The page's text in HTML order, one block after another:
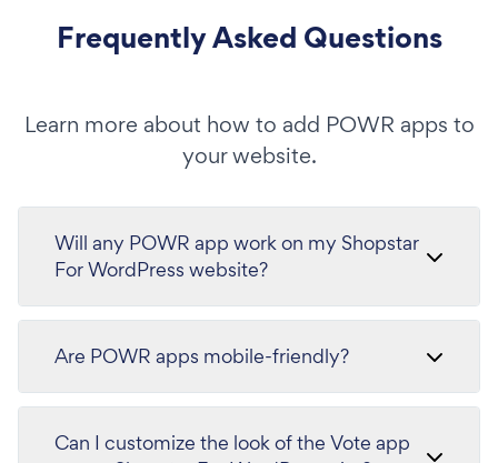
Frequently Asked Questions
Learn more about how to add POWR apps to
your website.
Will any POWR app work on my Shopstar
For WordPress website?
Are POWR apps mobile-friendly?
Can I customize the look of the Vote app